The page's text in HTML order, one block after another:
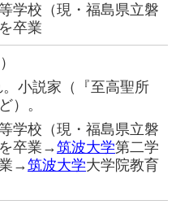
学校（現・福島県立磐
卒業
小説家（『至高聖所
）。
学校（現・福島県立磐
卒業→筑波大学第二学
→筑波大学大学院教育